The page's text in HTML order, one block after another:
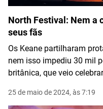
North Festival: Nem a
seus fãs
Os Keane partilharam
nem isso impediu 30 mil
britânica, que veio
internacionais.
25 de maio de 2024, às 7:19